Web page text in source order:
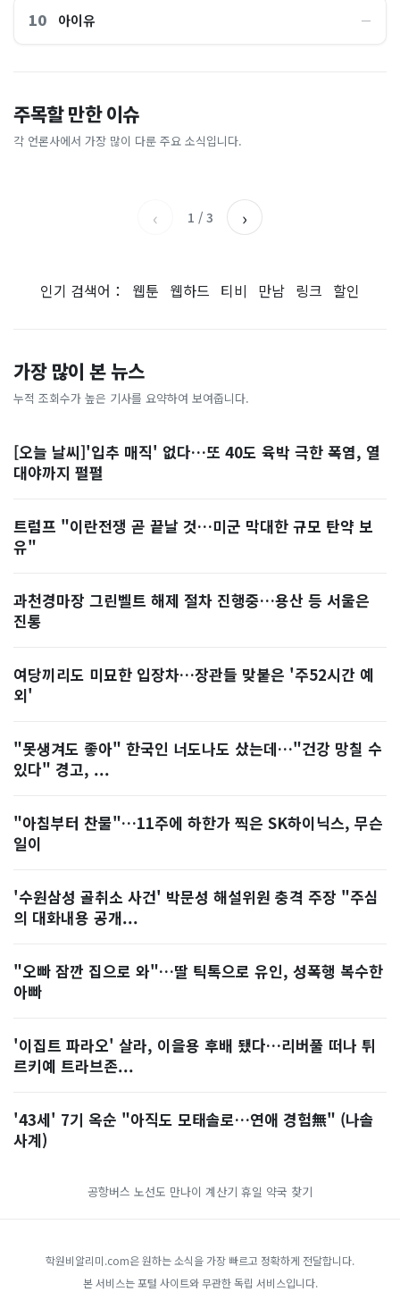
10 아이유 ―
주목할 만한 이슈
각 언론사에서 가장 많이 다룬 주요 소식입니다.
이 대통령 사관학교 통합 발언
에…“서울대 법대·충암고도
없애나”
채널A
라 출렁이는 日증시
아시아경제
총리 영상에 "대체 뭐냐" 발
칵‥日 배우도 "미친 짓"
실체, 은밀하게…[중국나라]
‹ 1 / 3 ›
인기 검색어： 웹툰 웹하드 티비 만남 링크 할인
가장 많이 본 뉴스
누적 조회수가 높은 기사를 요약하여 보여줍니다.
[오늘 날씨]'입추 매직' 없다…또 40도 육박 극한 폭염, 열
대야까지 펄펄
트럼프 "이란전쟁 곧 끝날 것…미군 막대한 규모 탄약 보
유"
과천경마장 그린벨트 해제 절차 진행중…용산 등 서울은
진통
여당끼리도 미묘한 입장차…장관들 맞붙은 '주52시간 예
외'
"못생겨도 좋아" 한국인 너도나도 샀는데…"건강 망칠 수
있다" 경고, ...
"아침부터 찬물"…11주에 하한가 찍은 SK하이닉스, 무슨
일이
'수원삼성 골취소 사건' 박문성 해설위원 충격 주장 "주심
의 대화내용 공개...
"오빠 잠깐 집으로 와"…딸 틱톡으로 유인, 성폭행 복수한
아빠
'이집트 파라오' 살라, 이을용 후배 됐다…리버풀 떠나 튀
르키예 트라브존...
'43세' 7기 옥순 "아직도 모태솔로…연애 경험無" (나솔
사계)
공항버스 노선도 만나이 계산기 휴일 약국 찾기
학원비알리미.com은 원하는 소식을 가장 빠르고 정확하게 전달합니다.
본 서비스는 포털 사이트와 무관한 독립 서비스입니다.